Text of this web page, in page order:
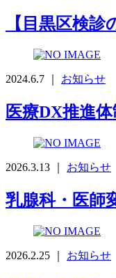
【目黒区検診
2024.6.7 ｜ お知らせ
医療DX推進
2026.3.13 ｜ お知らせ
乳腺科・医師
2026.2.25 ｜ お知らせ